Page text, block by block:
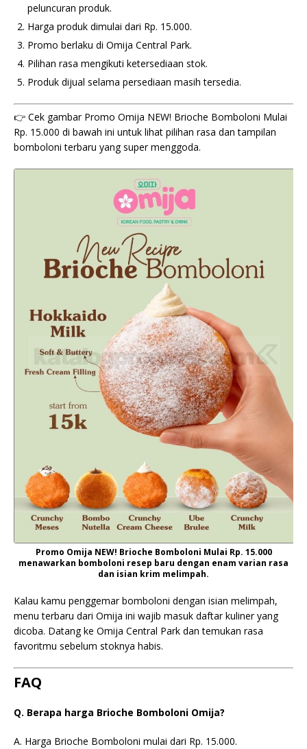
peluncuran produk.
Harga produk dimulai dari Rp. 15.000.
Promo berlaku di Omija Central Park.
Pilihan rasa mengikuti ketersediaan stok.
Produk dijual selama persediaan masih tersedia.
👉 Cek gambar Promo Omija NEW! Brioche Bomboloni Mulai
Rp. 15.000 di bawah ini untuk lihat pilihan rasa dan tampilan
bomboloni terbaru yang super menggoda.
Promo Omija NEW! Brioche Bomboloni Mulai Rp. 15.000
menawarkan bomboloni resep baru dengan enam varian rasa
dan isian krim melimpah.
Kalau kamu penggemar bomboloni dengan isian melimpah,
menu terbaru dari Omija ini wajib masuk daftar kuliner yang
dicoba. Datang ke Omija Central Park dan temukan rasa
favoritmu sebelum stoknya habis.
FAQ
Q. Berapa harga Brioche Bomboloni Omija?
A. Harga Brioche Bomboloni mulai dari Rp. 15.000.